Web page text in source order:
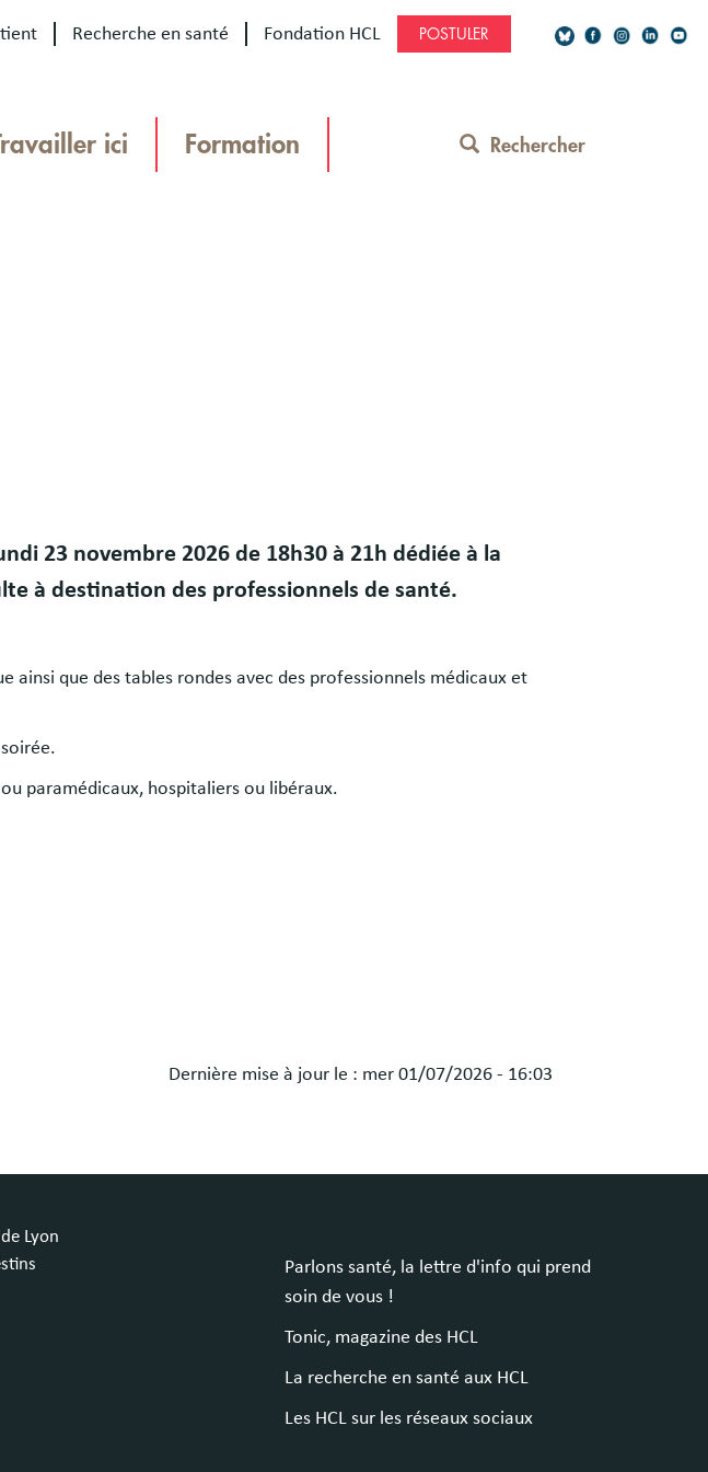
Recherche en santé Fondation HCL POSTULER
Network
ici Formation Rechercher
23 novembre 2026 de 18h30 à 21h dédiée à la
à destination des professionnels de santé.
que des tables rondes avec des professionnels médicaux et
paramédicaux, hospitaliers ou libéraux.
Dernière mise à jour le : mer 01/07/2026 - 16:03
Lyon
Parlons santé, la lettre d'info qui prend
soin de vous !
Tonic, magazine des HCL
La recherche en santé aux HCL
Les HCL sur les réseaux sociaux